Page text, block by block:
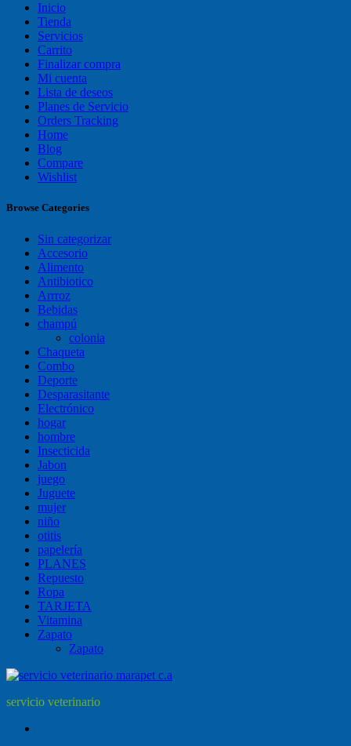
Inicio
Tienda
Servicios
Carrito
Finalizar compra
Mi cuenta
Lista de deseos
Planes de Servicio
Orders Tracking
Home
Blog
Compare
Wishlist
Browse Categories
Sin categorizar
Accesorio
Alimento
Antibiotico
Arrroz
Bebidas
champú
colonia
Chaqueta
Combo
Deporte
Desparasitante
Electrónico
hogar
hombre
Insecticida
Jabon
juego
Juguete
mujer
niño
otitis
papelería
PLANES
Repuesto
Ropa
TARJETA
Vitamina
Zapato
Zapato
servicio veterinario